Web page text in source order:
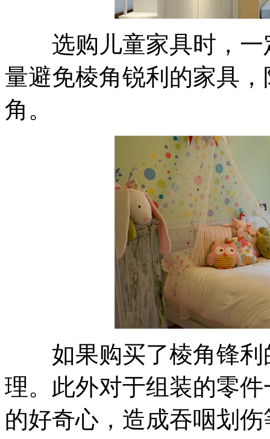
选购儿童家具时，一
量避免棱角锐利的家具
角。
如果购买了棱角锋利
理。此外对于组装的零
的好奇心，造成吞咽划